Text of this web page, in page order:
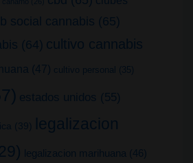
social cannabis (65)
(64) cultivo cannabis
(47) cultivo personal (35)
estados unidos (55)
(39)
legalizacion
legalizacion marihuana (46)